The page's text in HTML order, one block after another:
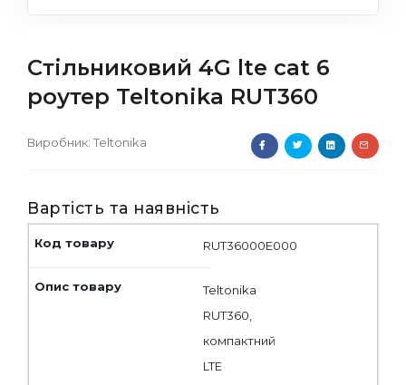
Стільниковий 4G lte cat 6
роутер Teltonika RUT360
Виробник: Teltonika
Вартість та наявність
RUT36000E000
Teltonika
RUT360,
компактний
LTE